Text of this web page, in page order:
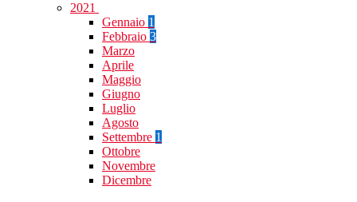
2021
Gennaio 1
Febbraio 3
Marzo
Aprile
Maggio
Giugno
Luglio
Agosto
Settembre 1
Ottobre
Novembre
Dicembre